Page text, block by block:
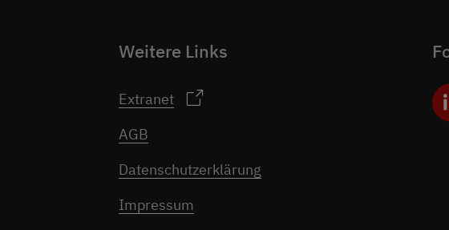
Weitere Links
Extranet
AGB
Datenschutzerklärung
Impressum